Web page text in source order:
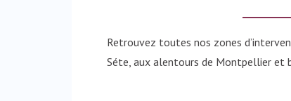
Retrouvez toutes nos zones
Séte, aux alentours de Montpellier et